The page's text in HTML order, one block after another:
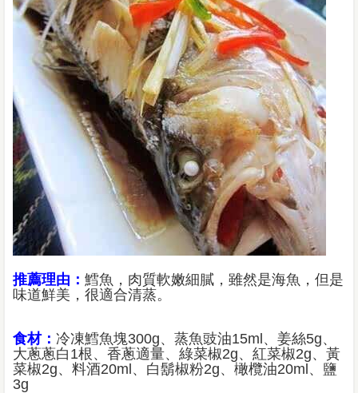
推薦理由： 鱈魚，肉質軟嫩細膩，雖然是海魚，但是
味道鮮美，很適合清蒸。
食材： 冷凍鱈魚塊300g、蒸魚豉油15ml、姜絲5g、
大蔥蔥白1根、香蔥適量、綠菜椒2g、紅菜椒2g、黃
菜椒2g、料酒20ml、白鬍椒粉2g、橄欖油20ml、鹽
3g